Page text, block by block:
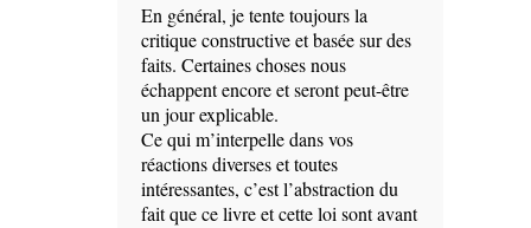
En général, je tente toujours la
critique constructive et basée sur des
faits. Certaines choses nous
échappent encore et seront peut-être
un jour explicable.
Ce qui m’interpelle dans vos
réactions diverses et toutes
intéressantes, c’est l’abstraction du
fait que ce livre et cette loi sont avant